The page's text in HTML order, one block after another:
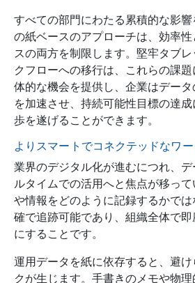
すべての部門にわたる累積的な影
の紙ベースのアプローチは、効率
スの両方を制限します。堅牢タブ
クフローへの移行は、これらの課
体的な機会を提供し、企業はデー
を加速させ、持続可能性目標の達
歩を遂げることができます。
よりスマートでコネクテッドなワ
業界のデジタル化が進むにつれ、
ルタイムでの活用へと焦点が移っ
や情報をどのように記録するかで
確で追跡可能であり、組織全体で
にすることです。
運用データを紙に依存すると、避
クが生じます。手書きのメモや物